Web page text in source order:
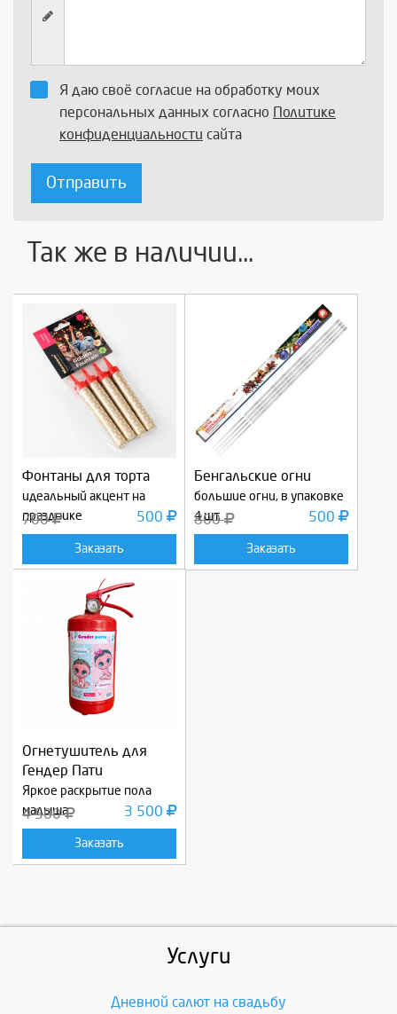
Я даю своё согласие на обработку моих
персональных данных согласно Политике
конфиденциальности сайта
Отправить
Так же в наличии...
Фонтаны для торта
идеальный акцент на
празднике
700 500
Заказать
Бенгальские огни
большие огни, в упаковке
4 шт.
800 500
Заказать
Огнетушитель для
Гендер Пати
Яркое раскрытие пола
малыша
4 500 3 500
Заказать
Услуги
Дневной салют на свадьбу